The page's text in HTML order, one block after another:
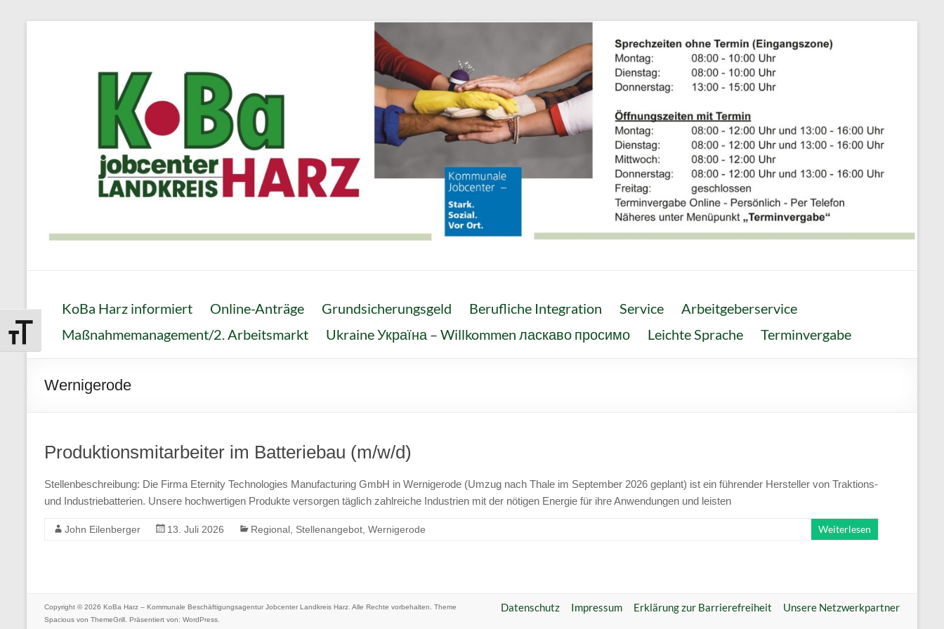
Schrift vergrößern
KoBa
Harz
Kommunale
Jobcenter
Landkreis
Harz
Als
wir
KoBa Harz informiert Online-Anträge Grundsicherungsgeld Berufliche Integration Service
Arbeitgeberservice
Maßnahmemanagement/2. Arbeitsmarkt
Ukraine Україна – Willkommen ласкаво просимо Leichte Sprache Terminvergabe
Wernigerode
Produktionsmitarbeiter im Batteriebau (m/w/d)
Stellenbeschreibung: Die Firma Eternity Technologies Manufacturing GmbH in Wernigerode (Umzug nach Thale im September 2026 geplant) ist ein führender Hersteller von Traktions-
und Industriebatterien. Unsere hochwertigen Produkte versorgen täglich zahlreiche Industrien mit der nötigen Energie für ihre Anwendungen und leisten
John Eilenberger 13. Juli 2026 Regional, Stellenangebot, Wernigerode Weiterlesen
Copyright © 2026 KoBa Harz – Kommunale Beschäftigungsagentur Jobcenter Landkreis Harz. Alle Rechte vorbehalten. Theme
Spacious von ThemeGrill. Präsentiert von: WordPress.
Datenschutz Impressum Erklärung zur Barrierefreiheit Unsere Netzwerkpartner